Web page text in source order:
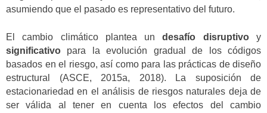
asumiendo que el pasado es representativo del futuro.
El cambio climático plantea undesafío disruptivoy
significativo para la evolución gradual de los códigos
basados en el riesgo, así como para las prácticas de diseño
estructural (ASCE, 2015a, 2018). La suposición de
estacionariedad en el análisis de riesgos naturales deja de
ser válida al tener en cuenta los efectos del cambio